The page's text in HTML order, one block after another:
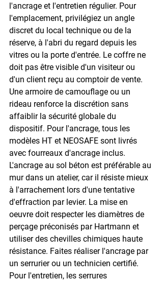
l'ancrage et l'entretien régulier. Pour
l'emplacement, privilégiez un angle
discret du local technique ou de la
réserve, à l'abri du regard depuis les
vitres ou la porte d'entrée. Le coffre ne
doit pas être visible d'un visiteur ou
d'un client reçu au comptoir de vente.
Une armoire de camouflage ou un
rideau renforce la discrétion sans
affaiblir la sécurité globale du
dispositif. Pour l'ancrage, tous les
modèles HT et NEOSAFE sont livrés
avec fourreaux d'ancrage inclus.
L'ancrage au sol béton est préférable au
mur dans un atelier, car il résiste mieux
à l'arrachement lors d'une tentative
d'effraction par levier. La mise en
oeuvre doit respecter les diamètres de
perçage préconisés par Hartmann et
utiliser des chevilles chimiques haute
résistance. Faites réaliser l'ancrage par
un serrurier ou un technicien certifié.
Pour l'entretien, les serrures